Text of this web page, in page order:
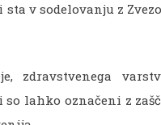
v sodelovanju z
zdravstvenega
lahko označeni z